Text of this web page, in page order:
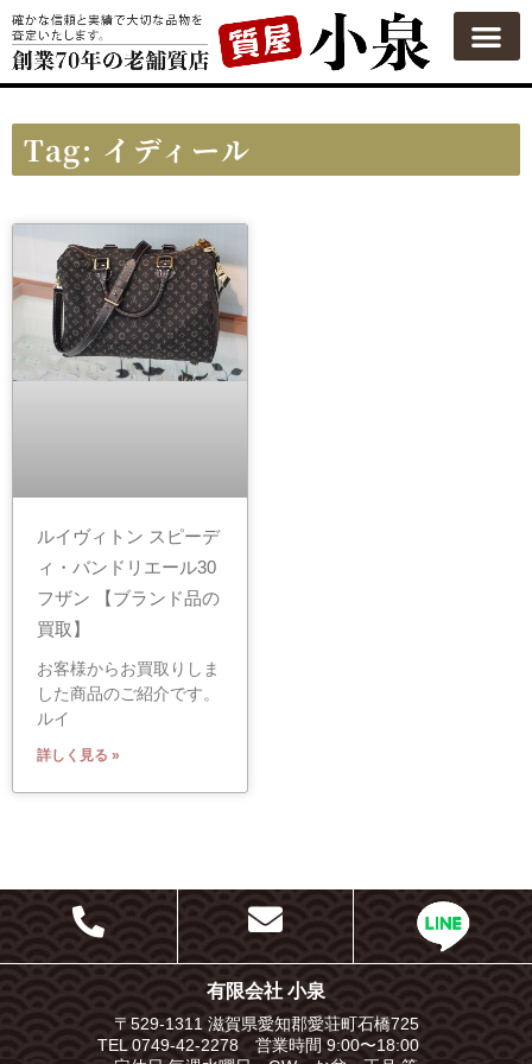
Tag: イディール
ルイヴィトン スピーデ
ィ・バンドリエール30
フザン 【ブランド品の
買取】
お客様からお買取りしま
した商品のご紹介です。
ルイ
詳しく見る »
有限会社 小泉
〒529-1311 滋賀県愛知郡愛荘町石橋725
TEL 0749-42-2278 営業時間 9:00〜18:00